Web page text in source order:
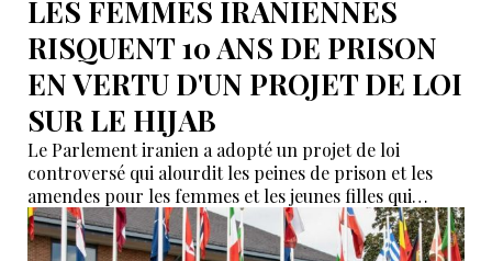
LES FEMMES IRANIENNES
RISQUENT 10 ANS DE PRISON
EN VERTU D'UN PROJET DE LOI
SUR LE HIJAB
Le Parlement iranien a adopté un projet de loi
controversé qui alourdit les peines de prison et les
amendes pour les femmes et les jeunes filles qui
enfreignent son code vestimentaire strict.